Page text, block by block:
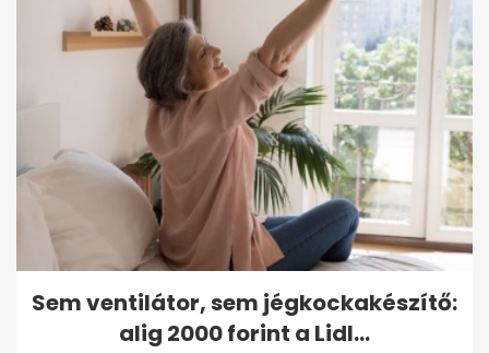
Sem ventilátor, sem jégkockakészítő:
alig 2000 forint a Lidl...